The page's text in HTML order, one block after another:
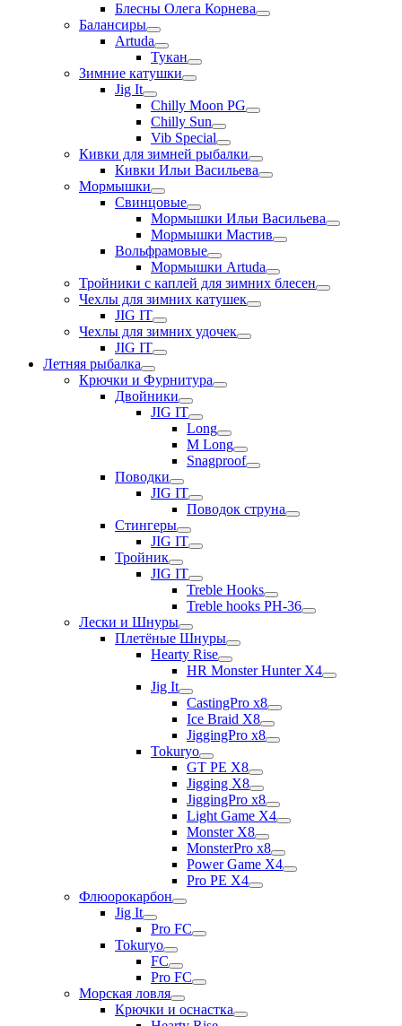
Блесны Олега Корнева
Балансиры
Artuda
Тукан
Зимние катушки
Jig It
Chilly Moon PG
Chilly Sun
Vib Special
Кивки для зимней рыбалки
Кивки Ильи Васильева
Мормышки
Свинцовые
Мормышки Ильи Васильева
Мормышки Мастив
Вольфрамовые
Мормышки Artuda
Тройники с каплей для зимних блесен
Чехлы для зимних катушек
JIG IT
Чехлы для зимних удочек
JIG IT
Летняя рыбалка
Крючки и Фурнитура
Двойники
JIG IT
Long
M Long
Snagproof
Поводки
JIG IT
Поводок струна
Стингеры
JIG IT
Тройник
JIG IT
Treble Hooks
Treble hooks PH-36
Лески и Шнуры
Плетёные Шнуры
Hearty Rise
HR Monster Hunter X4
Jig It
CastingPro x8
Ice Braid X8
JiggingPro x8
Tokuryo
GT PE X8
Jigging X8
JiggingPro x8
Light Game X4
Monster X8
MonsterPro x8
Power Game X4
Pro PE X4
Флюорокарбон
Jig It
Pro FC
Tokuryo
FC
Pro FC
Морская ловля
Крючки и оснастка